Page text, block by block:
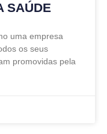
SAÚDE
uma empresa
os seus
promovidas pela